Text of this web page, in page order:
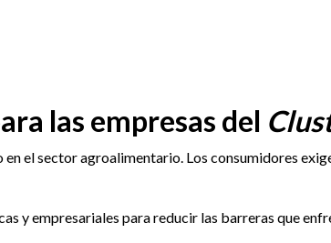
las empresas del
el sector agroalimentario. Los consumidores
y empresariales para reducir las barreras que